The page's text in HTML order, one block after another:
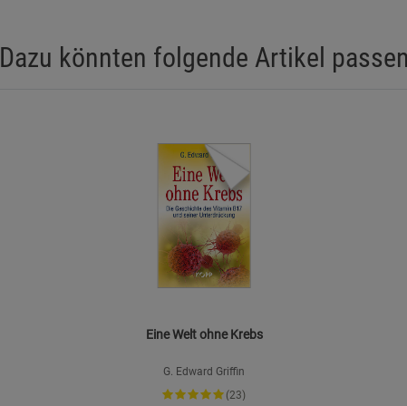
Dazu könnten folgende Artikel
Eine Welt ohne Krebs
G. Edward Griffin
(23)